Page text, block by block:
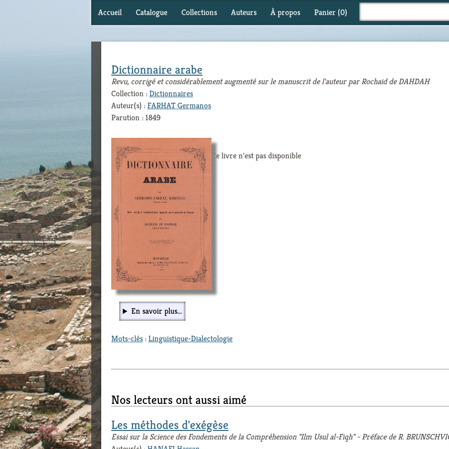
Accueil Catalogue Collections Auteurs À propos Panier (0)
Dictionnaire arabe
Revu, corrigé et considérablement augmenté sur le manuscrit de l'auteur par Rochaid de DAHDAH
Collection :Dictionnaires
Auteur(s) :FARHAT Germanos
Parution : 1849
Ce livre n'est pas disponible
En savoir plus...
Mots-clés:Linguistique-Dialectologie
Nos lecteurs ont aussi aimé
Les méthodes d'exégèse
Essai sur la Science des Fondements de la Compréhension "Ilm Usul al-Fiqh" - Préface de R.